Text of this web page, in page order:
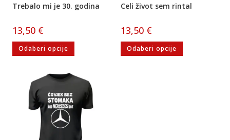
Trebalo mi je 30. godina
13,50 €
Odaberi opcije
Celi život sem rintal
13,50 €
Odaberi opcije